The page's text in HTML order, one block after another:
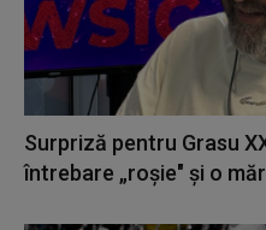
Surpriză pentru Grasu
întrebare „roșie" și o